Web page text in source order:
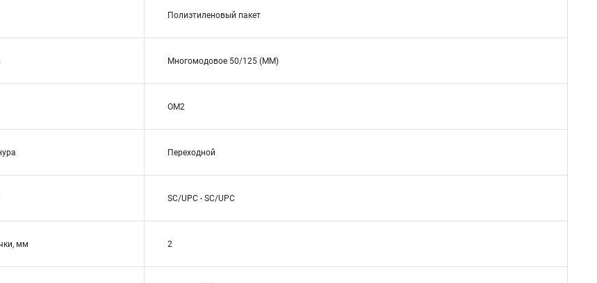
Полиэтиленовый пакет
Многомодовое 50/125 (MM)
OM2
Переходной
SC/UPC - SC/UPC
мм 2